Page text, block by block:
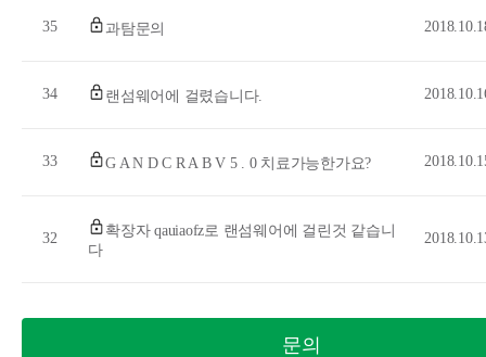
35 과탐문의
34 랜섬웨어에 걸렸습니다.
33 G A N D C R A B V 5 . 0 치료가능한가요?
32
확장자 qauiaofz로 랜섬웨어에 걸린것 같습니
다
문의